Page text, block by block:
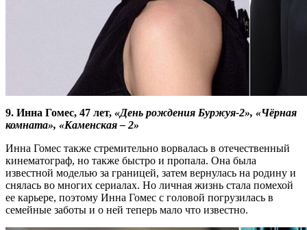
9. Инна Гомес, 47 лет, «День рождения Буржуя-2», «Чёрная
комната», «Каменская – 2»
Инна Гомес также стремительно ворвалась в отечественный
кинематограф, но также быстро и пропала. Она была
известной моделью за границей, затем вернулась на родину и
снялась во многих сериалах. Но личная жизнь стала помехой
ее карьере, поэтому Инна Гомес с головой погрузилась в
семейные заботы и о ней теперь мало что известно.